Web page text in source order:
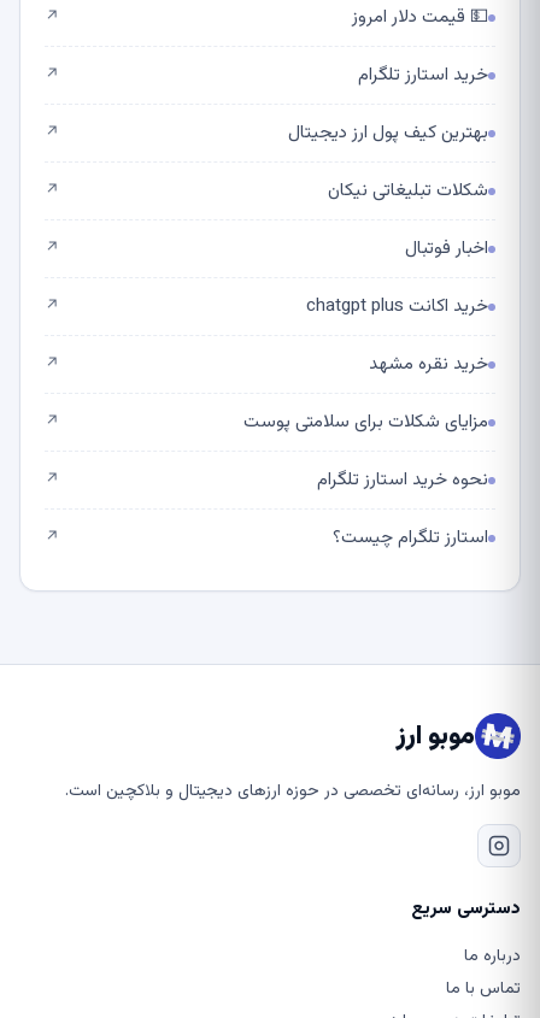
💵 قیمت دلار امروز ↗
خرید استارز تلگرام ↗
بهترین کیف پول ارز دیجیتال ↗
شکلات تبلیغاتی نیکان ↗
اخبار فوتبال ↗
خرید اکانت chatgpt plus ↗
خرید نقره مشهد ↗
مزایای شکلات برای سلامتی پوست ↗
نحوه خرید استارز تلگرام ↗
استارز تلگرام چیست؟ ↗
موبو ارز
موبو ارز، رسانه‌ای تخصصی در حوزه ارزهای دیجیتال و بلاکچین است.
دسترسی سریع
درباره ما
تماس با ما